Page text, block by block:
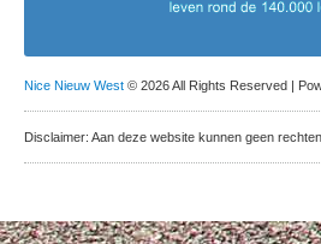
Nice Nieuw West © 2026 All Rights Reserved |
Disclaimer: Aan deze website kunnen geen